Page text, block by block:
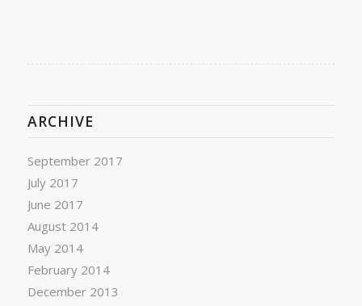
ARCHIVE
September 2017
July 2017
June 2017
August 2014
May 2014
February 2014
December 2013